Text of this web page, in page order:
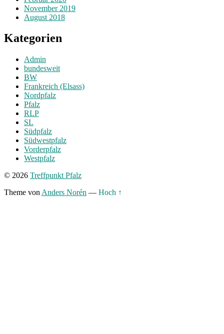
November 2019
August 2018
Kategorien
Admin
bundesweit
BW
Frankreich (Elsass)
Nordpfalz
Pfalz
RLP
SL
Südpfalz
Südwestpfalz
Vorderpfalz
Westpfalz
© 2026 Treffpunkt Pfalz
Theme von Anders Norén — Hoch ↑